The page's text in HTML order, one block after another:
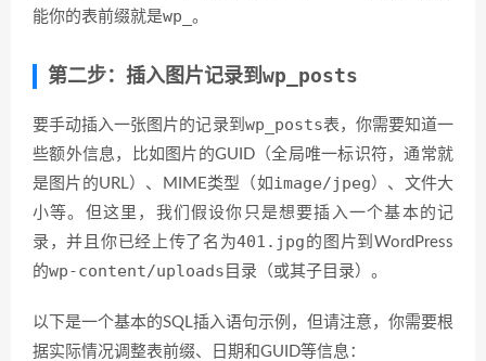
能你的表前缀就是wp_ 。
第二步：插入图片记录到wp_posts
要手动插入一张图片的记录到 wp_posts表，你需要知道一
些额外信息，比如图片的GUID（全局唯一标识符，通常就
是图片的URL）、MIME类型（如 image/jpeg）、文件大
小等。但这里，我们假设你只是想要插入一个基本的记
录，并且你已经上传了名为401.jpg 的图片到WordPress
的wp-content/uploads 目录（或其子目录）。
以下是一个基本的SQL插入语句示例，但请注意，你需要根
据实际情况调整表前缀、日期和GUID等信息：